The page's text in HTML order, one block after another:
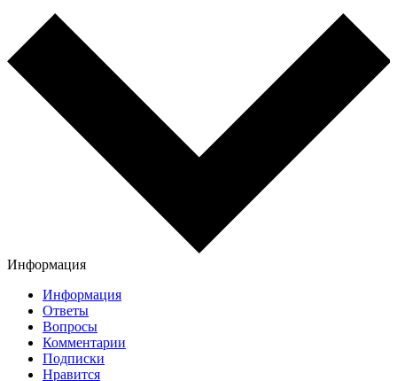
Информация
Информация
Ответы
Вопросы
Комментарии
Подписки
Нравится